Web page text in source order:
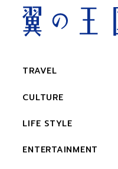
TRAVEL
CULTURE
LIFE STYLE
ENTERTAINMENT